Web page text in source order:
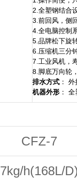
2.全塑钢结合
3.前回风，侧
4.全电脑控制
5.品牌松下旋
6.压缩机三分
7.工业风机，
8.脚底万向轮
排水方式 ：
机器外形 ：
CFZ-7
7kg/h(168L/